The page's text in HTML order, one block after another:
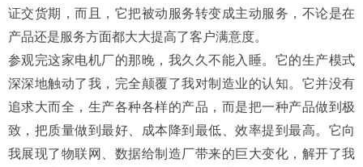
证交货期，而且，它把被动服务转变成主动服务，不论是在
产品还是服务方面都大大提高了客户满意度。
参观完这家电机厂的那晚，我久久不能入睡。它的生产模式
深深地触动了我，完全颠覆了我对制造业的认知。它并没有
追求大而全，生产各种各样的产品，而是把一种产品做到极
致，把质量做到最好、成本降到最低、效率提到最高。它向
我展现了物联网、数据给制造厂带来的巨大变化，解开了我